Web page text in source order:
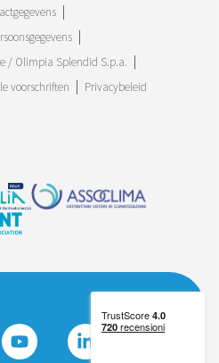
/ Olimpia Splendid S.p.a.
voorschriften
Privacybeleid